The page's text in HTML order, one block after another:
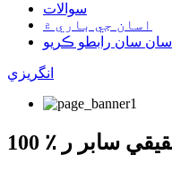
سوالات
اسان جي باري ۾
اسان سان رابطو ڪريو
انگريزي